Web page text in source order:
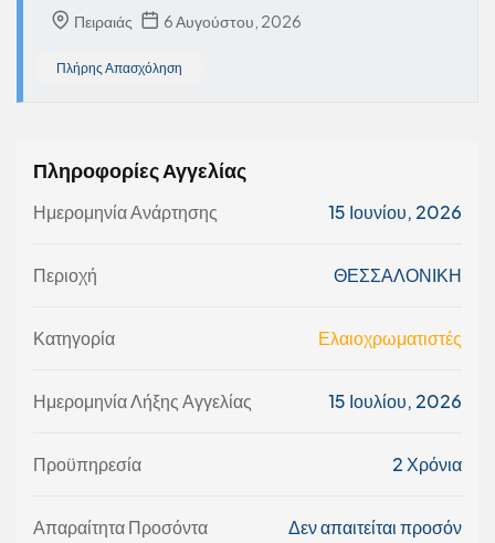
Πειραιάς 6 Αυγούστου, 2026
Πλήρης Απασχόληση
Πληροφορίες Αγγελίας
Ημερομηνία Ανάρτησης 15 Ιουνίου, 2026
Περιοχή ΘΕΣΣΑΛΟΝΙΚΗ
Κατηγορία Ελαιοχρωματιστές
Ημερομηνία Λήξης Αγγελίας 15 Ιουλίου, 2026
Προϋπηρεσία 2 Χρόνια
Απαραίτητα Προσόντα Δεν απαιτείται προσόν